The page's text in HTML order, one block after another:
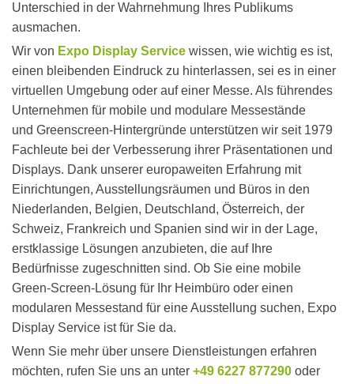
Unterschied in der Wahrnehmung Ihres Publikums
ausmachen.
Wir von Expo Display Service wissen, wie wichtig es ist,
einen bleibenden Eindruck zu hinterlassen, sei es in einer
virtuellen Umgebung oder auf einer Messe. Als führendes
Unternehmen für mobile und modulare Messestände
und Greenscreen-Hintergründe unterstützen wir seit 1979
Fachleute bei der Verbesserung ihrer Präsentationen und
Displays. Dank unserer europaweiten Erfahrung mit
Einrichtungen, Ausstellungsräumen und Büros in den
Niederlanden, Belgien, Deutschland, Österreich, der
Schweiz, Frankreich und Spanien sind wir in der Lage,
erstklassige Lösungen anzubieten, die auf Ihre
Bedürfnisse zugeschnitten sind. Ob Sie eine mobile
Green-Screen-Lösung für Ihr Heimbüro oder einen
modularen Messestand für eine Ausstellung suchen, Expo
Display Service ist für Sie da.
Wenn Sie mehr über unsere Dienstleistungen erfahren
möchten, rufen Sie uns an unter +49 6227 877290 oder